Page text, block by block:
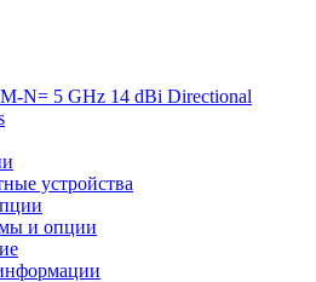
N= 5 GHz 14 dBi Directional
устройства
и опции